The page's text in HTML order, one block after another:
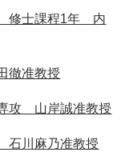
修士課程1年 内
准教授
攻 山岸誠准教授
川麻乃准教授